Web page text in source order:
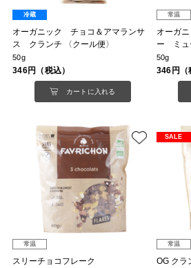
冷蔵
オーガニック チョコ＆アマランサ
ス クランチ 〈クール便〉
50g
346円（税込）
カートに入れる
常温
オーガ
ー ミュ
50g
346円（
常温
スリーチョコフレーク
SALE
常温
OG ク